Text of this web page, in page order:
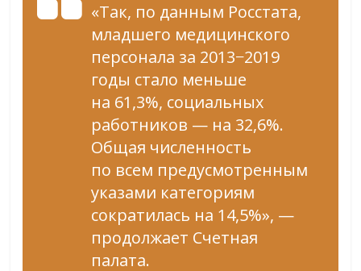
«Так, по данным Росстата,
младшего медицинского
персонала за 2013−2019
годы стало меньше
на 61,3%, социальных
работников — на 32,6%.
Общая численность
по всем предусмотренным
указами категориям
сократилась на 14,5%», —
продолжает Счетная
палата.